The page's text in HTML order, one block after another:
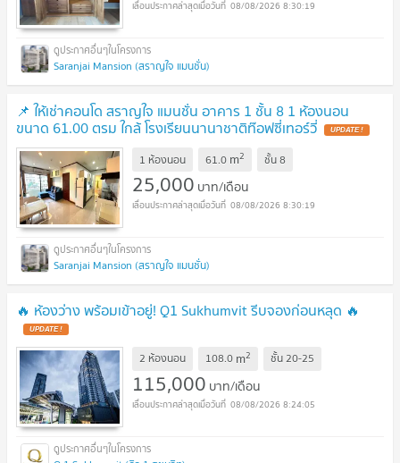
08/08/2026 8:30:19
Saranjai Mansion (สราญใจ แมนชั่น)
📌 ให้เช่าคอนโด สราญใจ แมนชั่น อาคาร 1 ชั้น 8 1 ห้องนอน
ขนาด 61.00 ตรม ใกล้ โรงเรียนนานาชาติท๊อฟซี่เทอร์วี่
1 ห้องนอน 61.0 m2 ชั้น8
25,000 บาท/เดือน
08/08/2026 8:30:19
Saranjai Mansion (สราญใจ แมนชั่น)
🔥 ห้องว่าง พร้อมเข้าอยู่! Q1 Sukhumvit รีบจองก่อนหลุด 🔥
2 ห้องนอน 108.0 m2 ชั้น20-25
115,000 บาท/เดือน
08/08/2026 8:24:05